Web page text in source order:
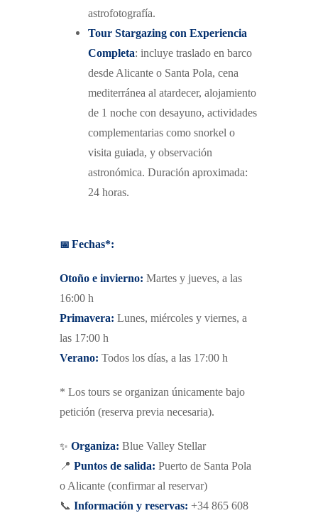
astrofotografía.
Tour Stargazing con Experiencia
Completa: incluye traslado en barco
desde Alicante o Santa Pola, cena
mediterránea al atardecer, alojamiento
de 1 noche con desayuno, actividades
complementarias como snorkel o
visita guiada, y observación
astronómica. Duración aproximada:
24 horas.
📅 Fechas*:
Otoño e invierno: Martes y jueves, a las
16:00 h
Primavera: Lunes, miércoles y viernes, a
las 17:00 h
Verano: Todos los días, a las 17:00 h
* Los tours se organizan únicamente bajo
petición (reserva previa necesaria).
✨ Organiza: Blue Valley Stellar
📍 Puntos de salida: Puerto de Santa Pola
o Alicante (confirmar al reservar)
📞 Información y reservas: +34 865 608